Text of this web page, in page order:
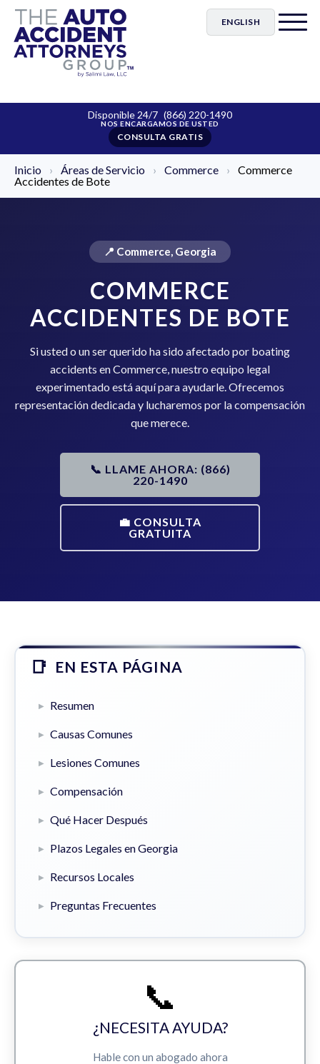
ENGLISH
Disponible 24/7 (866) 220-1490
CONSULTA GRATIS
Inicio › Áreas de Servicio › Commerce ›
Commerce
Accidentes de Bote
📍 Commerce, Georgia
COMMERCE
ACCIDENTES DE BOTE
Si usted o un ser querido ha sido afectado por boating
accidents en Commerce, nuestro equipo legal
experimentado está aquí para ayudarle. Ofrecemos
representación dedicada y lucharemos por la compensación
que merece.
📞 LLAME AHORA: (866)
220-1490
💼 CONSULTA
GRATUITA
EN ESTA PÁGINA
Resumen
Causas Comunes
Lesiones Comunes
Compensación
Qué Hacer Después
Plazos Legales en Georgia
Recursos Locales
Preguntas Frecuentes
📞
¿NECESITA AYUDA?
Hable con un abogado ahora